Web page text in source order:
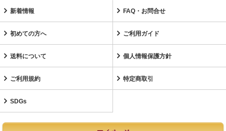
新着情報 FAQ・お問合せ
初めての方へ ご利用ガイド
送料について 個人情報保護方針
ご利用規約 特定商取引
SDGs